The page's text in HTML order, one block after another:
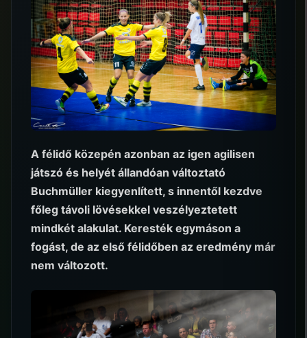
A félidő közepén azonban az igen agilisen
játszó és helyét állandóan változtató
Buchmüller kiegyenlített, s innentől kezdve
főleg távoli lövésekkel veszélyeztetett
mindkét alakulat. Keresték egymáson a
fogást, de az első félidőben az eredmény már
nem változott.